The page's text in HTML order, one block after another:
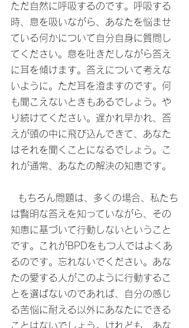
ただ自然に呼吸するのです。呼吸する
時、息を吸いながら、あなたを悩ませ
ている何かについて自分自身に質問し
てください。息を吐きだしながら答え
に耳を傾けます。答えについて考えな
いように。ただ耳を澄ますのです。何
も聞こえないときもあるでしょう。や
り続けてください。遅かれ早かれ、答
えが頭の中に飛び込んできて、あなた
はそれを聞くことになるでしょう。こ
れが通常、あなたの解決の知恵です。
は賢明な答えを知っていながら、その
知恵に基づいて行動しないということ
です。これがBPDをもつ人ではよくあ
るのです。忘れないでください。あな
たの愛する人がこのように行動するこ
とを選ばないのであれば、自分の感じ
る苦悩に耐える以外にあなたにできる
ことはないでしょう。けれども、あな